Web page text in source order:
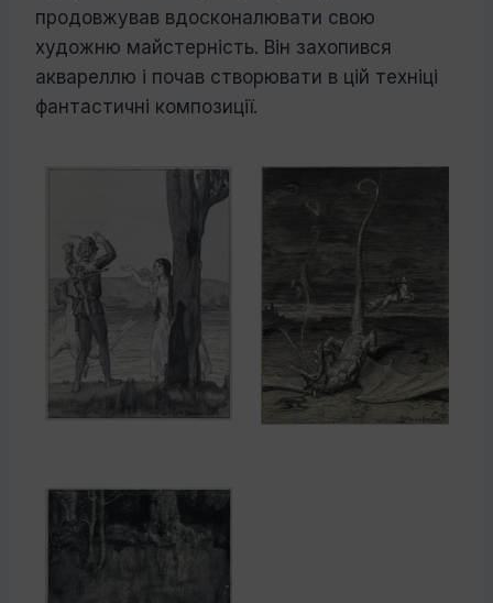
продовжував вдосконалювати свою
художню майстерність. Він захопився
аквареллю і почав створювати в цій техніці
фантастичні композиції.